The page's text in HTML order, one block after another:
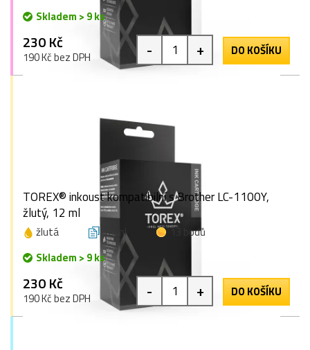
Skladem > 9 ks
230 Kč
190 Kč bez DPH - + DO KOŠÍKU
TOREX® inkoust kompatibilní s Brother LC-1100Y,
žlutý, 12 ml
žlutá 12 ml
13 bodů
Skladem > 9 ks
230 Kč
190 Kč bez DPH - + DO KOŠÍKU